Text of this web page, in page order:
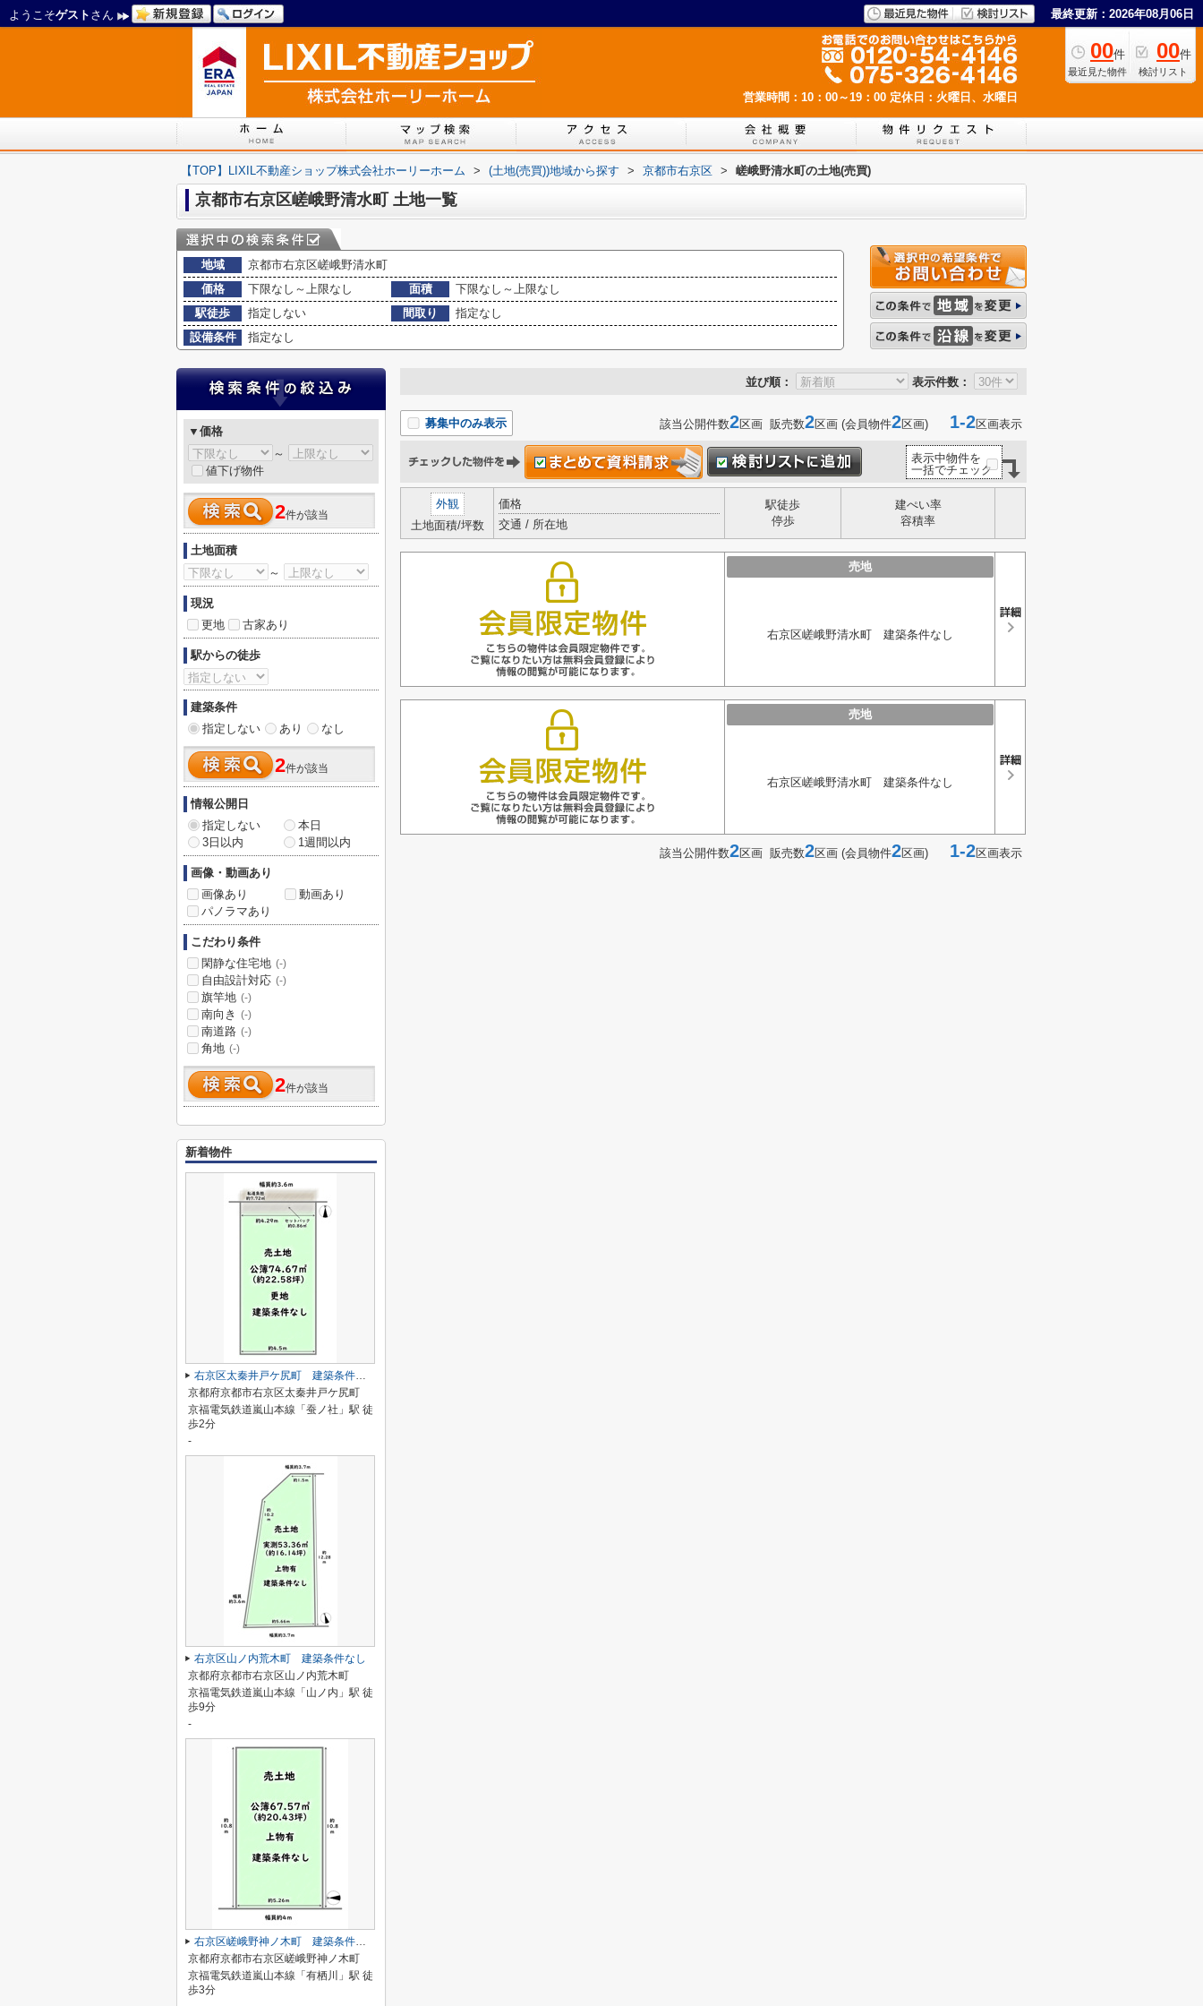
ようこそゲスト さん 最終更新：2026年08月06日
00件
最近見た物件
00件
検討リスト
営業時間：10：00～19：00 定休日：火曜日、水曜日
【TOP】LIXIL不動産ショップ株式会社ホーリーホーム > (土地(売買))地域から探す > 京都市右京区 > 嵯峨野清水町の土地(売買)
京都市右京区嵯峨野清水町 土地一覧
地域
京都市右京区嵯峨野清水町
価格
下限なし～上限なし 面積
下限なし～上限なし
駅徒歩
指定しない 間取り
指定なし
設備条件
指定なし
並び順： 表示件数：
募集中のみ表示 該当公開件数2区画 販売数2区画 (会員物件2区画) 1-2区画表示
表示中物件を
一括でチェック
外観
土地面積/坪数
価格
交通 / 所在地
駅徒歩
停歩
建ぺい率
容積率
売地
右京区嵯峨野清水町 建築条件なし
売地
右京区嵯峨野清水町 建築条件なし
該当公開件数2区画 販売数2区画 (会員物件2区画) 1-2区画表示
▼価格
～
値下げ物件
2件が該当
土地面積
～
現況
更地
古家あり
駅からの徒歩
建築条件
指定しない
あり なし
2件が該当
情報公開日
指定しない
本日
3日以内
1週間以内
画像・動画あり
画像あり
動画あり
パノラマあり
こだわり条件
閑静な住宅地 (-)
自由設計対応 (-)
旗竿地 (-)
南向き (-)
南道路 (-)
角地 (-)
2件が該当
新着物件
右京区太秦井戸ケ尻町 建築条件なし
京都府京都市右京区太秦井戸ケ尻町
京福電気鉄道嵐山本線「蚕ノ社」駅 徒
歩2分
-
右京区山ノ内荒木町 建築条件なし
京都府京都市右京区山ノ内荒木町
京福電気鉄道嵐山本線「山ノ内」駅 徒
歩9分
-
右京区嵯峨野神ノ木町 建築条件なし
京都府京都市右京区嵯峨野神ノ木町
京福電気鉄道嵐山本線「有栖川」駅 徒
歩3分